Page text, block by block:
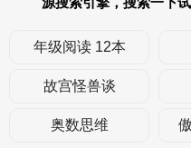
年级阅读 12本
故宫怪兽谈
奥数思维